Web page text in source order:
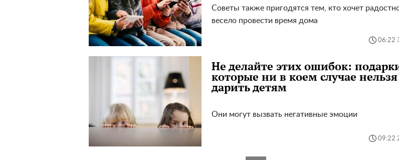
Советы также пригодятся тем, кто хочет
весело провести время дома
06:22
Не делайте этих ошибок:
которые ни в коем случае нельзя
дарить детям
Они могут вызвать негативные эмоции
09:22